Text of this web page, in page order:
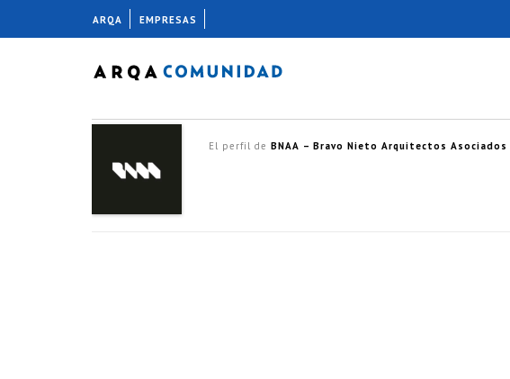
El perfil de BNAA – Bravo Nieto Arquitectos Asociados
ARQA EMPRESAS